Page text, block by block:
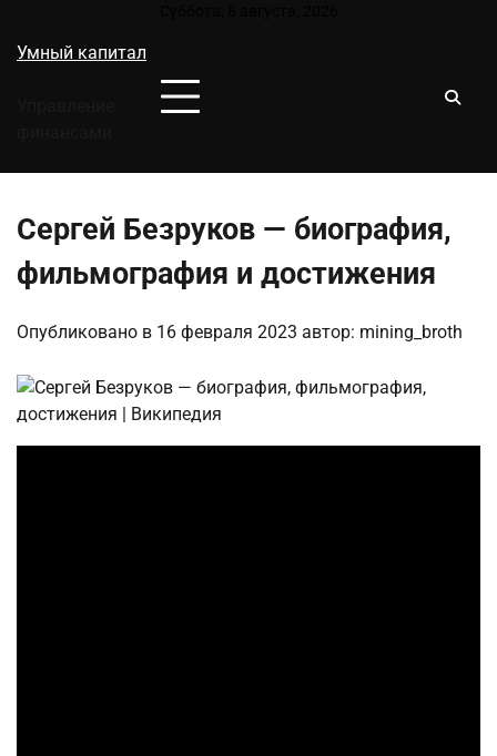
содержимому
Умный капитал
Сергей Безруков — биография,
фильмография и достижения
Опубликовано в 16 февраля 2023 автор: mining_broth